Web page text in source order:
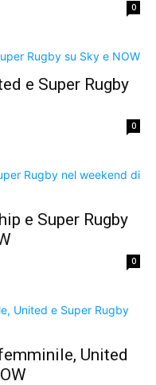
0
e Super Rugby
0
e Super Rugby
0
United